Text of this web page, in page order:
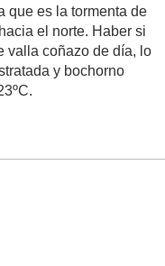
que es la tormenta de
el norte. Haber si
valla coñazo de día, lo
y bochorno